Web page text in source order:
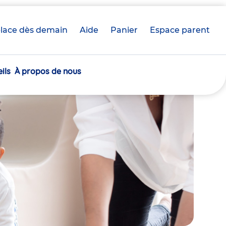
dès demain Aide Panier crèche(s)
Espace parent
À propos de nous